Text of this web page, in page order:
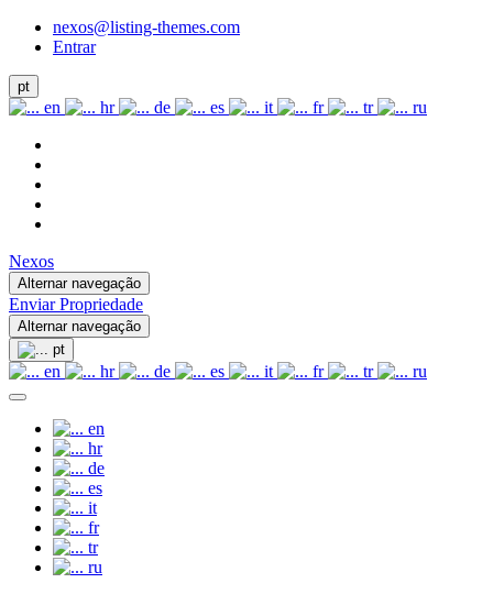
nexos@listing-themes.com
Entrar
pt
en hr de es it fr tr ru
Nexos
Alternar navegação
Enviar Propriedade
Alternar navegação
pt
en hr de es it fr tr ru
en
hr
de
es
it
fr
tr
ru